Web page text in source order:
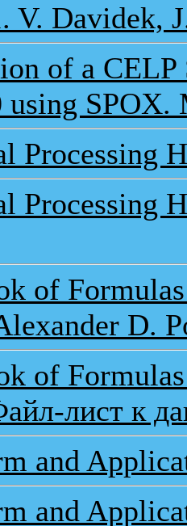
V. Davidek,
of a CELP
SPOX.
Processing
Processing
of
D.
of
лист к
and
and